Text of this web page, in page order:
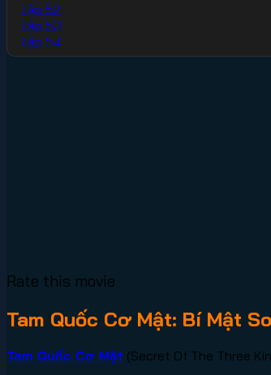
Tập 52
Tập 53
Tập 54
Rate this movie
Tam Quốc Cơ Mật: Bí Mật
Tam Quốc Cơ Mật (Secret Of The Three